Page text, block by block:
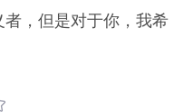
者，但是对于你，我希